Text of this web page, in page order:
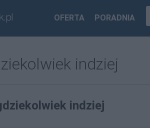
OFERTA PORADNIA
indziej
indziej